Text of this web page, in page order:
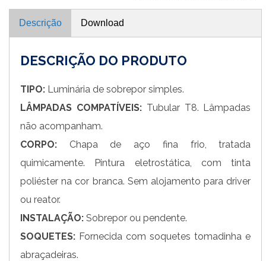
Descrição Download
DESCRIÇÃO DO PRODUTO
TIPO: Luminária de sobrepor simples.
LÂMPADAS COMPATÍVEIS:Tubular T8. Lâmpadas
não acompanham.
CORPO: Chapa de aço fina frio, tratada
quimicamente. Pintura eletrostática, com tinta
poliéster na cor branca. Sem alojamento para driver
ou reator.
INSTALAÇÃO: Sobrepor ou pendente.
SOQUETES: Fornecida com soquetes tomadinha e
abraçadeiras.